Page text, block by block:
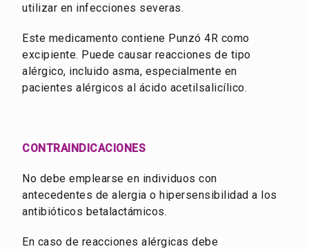
utilizar en infecciones severas.
Este medicamento contiene Punzó 4R como
excipiente. Puede causar reacciones de tipo
alérgico, incluido asma, especialmente en
pacientes alérgicos al ácido acetilsalicílico.
CONTRAINDICACIONES
No debe emplearse en individuos con
antecedentes de alergia o hipersensibilidad a los
antibióticos betalactámicos.
En caso de reacciones alérgicas debe